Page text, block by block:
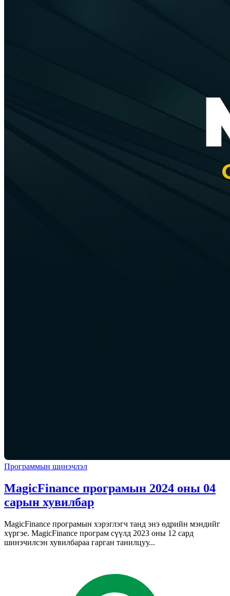
Программын шинэчлэл
MagicFinance програмын 2024 оны 04
сарын хувилбар
MagicFinance програмын хэрэглэгч танд энэ өдрийн мэндийг
хүргэе. MagicFinance програм сүүлд 2023 оны 12 сард
шинэчилсэн хувилбараа гарган танилцуу...